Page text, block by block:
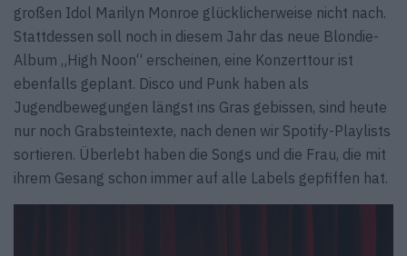
großen Idol Marilyn Monroe glücklicherweise nicht nach.
Stattdessen soll noch in diesem Jahr das neue Blondie-
Album „High Noon“ erscheinen, eine Konzerttour ist
ebenfalls geplant. Disco und Punk haben als
Jugendbewegungen längst ins Gras gebissen, sind heute
nur noch Grabsteintexte, nach denen wir Spotify-Playlists
sortieren. Überlebt haben die Songs und die Frau, die mit
ihrem Gesang schon immer auf alle Labels gepfiffen hat.